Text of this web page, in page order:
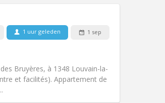
1 uur geleden 1 sep
Bruyères, à 1348 Louvain-la-
et facilités). Appartement de
rustig
Nee